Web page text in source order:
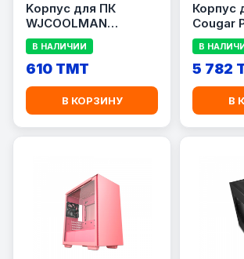
Kорпус для ПК
WJCOOLMAN
Juechen Play Jia
В НАЛИЧИИ
610 TMT
В КОРЗИНУ
Корпус
Cougar
RGB
В
5 782
В